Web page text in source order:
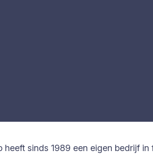
sinds 1989 een eigen bedrijf